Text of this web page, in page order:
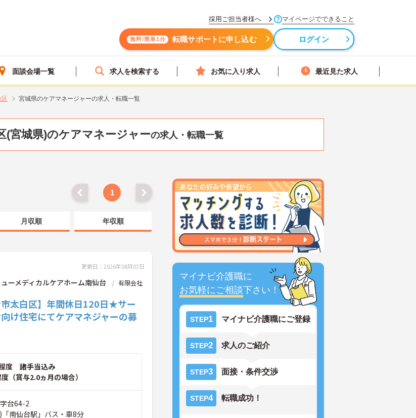
採用ご担当者様へ マイページでできること
無料!簡単1分 転職サポートに申し込む ログイン
面談会場一覧 求人を検索する お気に入り求人 最近見た求人
区 宮城県のケアマネージャーの求人・転職一覧
(宮城県)のケアマネージャーの求人・転職一覧
マイナビ介護職に
お気軽にご相談下さい！
STEP1 マイナビ介護職にご登録
STEP2 求人のご紹介
STEP3 面接・条件交渉
STEP4 転職成功！
1
月収順 年収順
更新日：2026年08月07日
ーメディカルケアホーム南仙台
有限会社
市太白区】年間休日120日★サー
け住宅にてケアマネジャーの募
度 諸手当込み
（賞与2.0ヵ月の場合）
台64-2
南仙台駅」バス・車8分